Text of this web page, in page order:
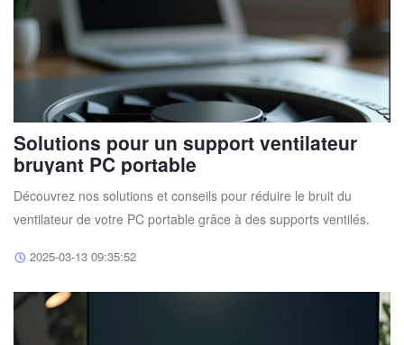
Solutions pour un support ventilateur
bruyant PC portable
Découvrez nos solutions et conseils pour réduire le bruit du
ventilateur de votre PC portable grâce à des supports ventilés.
2025-03-13 09:35:52